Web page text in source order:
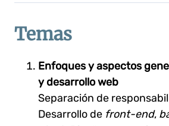
Temas
Enfoques y aspectos
y desarrollo web
Separación de
Desarrollo de front-end,